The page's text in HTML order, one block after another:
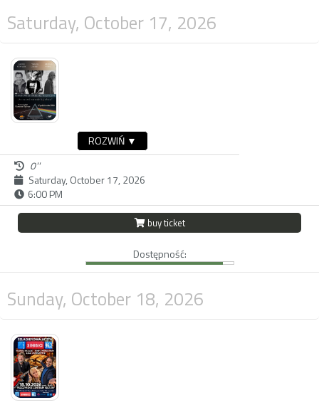
Saturday, October 17, 2026
ROZWIŃ ▼
0''
Saturday, October 17, 2026
6:00 PM
buy ticket
Dostępność:
Sunday, October 18, 2026